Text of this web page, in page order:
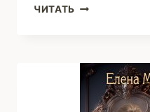
ЧИТАТЬ ПЛАЧ